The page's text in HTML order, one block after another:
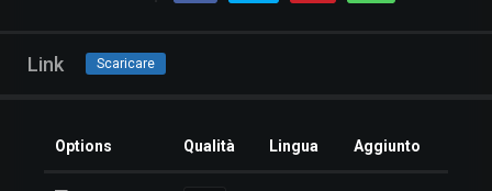
Link Scaricare
Options Qualità Lingua Aggiunto